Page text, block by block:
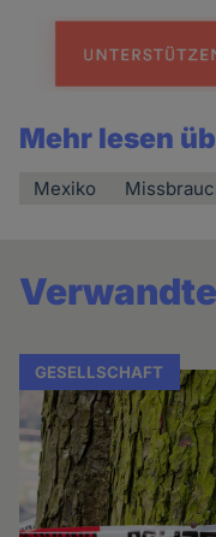
Mehr lesen
Mexiko
GESELLSCHAFT